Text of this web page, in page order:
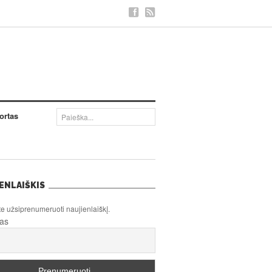
užsiprenumeruoti naujienlaiškį.